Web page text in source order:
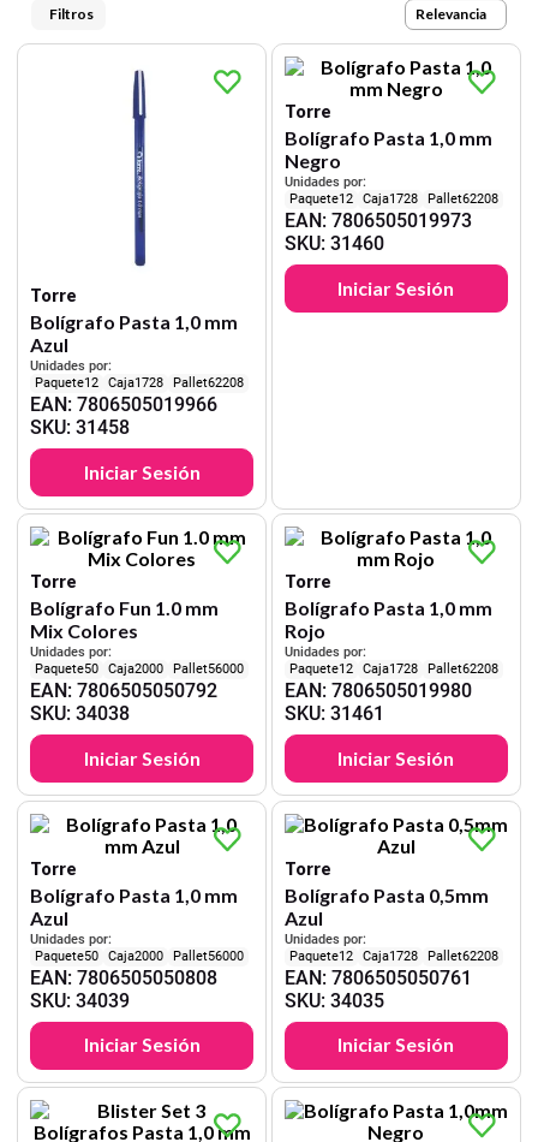
10. lapiz
Relevancia
Torre
Bolígrafo Pasta 1,0 mm
Azul
Unidades por:
12
1728 62208
EAN:7806505019966
SKU:31458
Iniciar Sesión
Torre
Bolígrafo Pasta 1,0 mm
Negro
Unidades por:
12
1728 62208
EAN: 7806505019973
SKU: 31460
Iniciar Sesión
Torre
Bolígrafo Fun 1.0 mm
Mix Colores
Unidades por:
50
2000 56000
EAN:7806505050792
SKU:34038
Iniciar Sesión
Torre
Bolígrafo Pasta 1,0 mm
Rojo
Unidades por:
12
1728 62208
EAN: 7806505019980
SKU: 31461
Iniciar Sesión
Torre
Bolígrafo Pasta 1,0 mm
Azul
Unidades por:
50
2000 56000
EAN:7806505050808
SKU:34039
Iniciar Sesión
Torre
Bolígrafo Pasta 0,5mm
Azul
Unidades por:
12
1728 62208
EAN: 7806505050761
SKU: 34035
Iniciar Sesión